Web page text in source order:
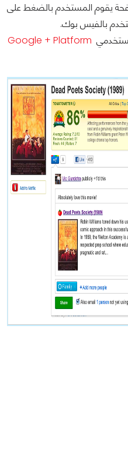
يقوم المستخدم بالضغط على
Google + Platform